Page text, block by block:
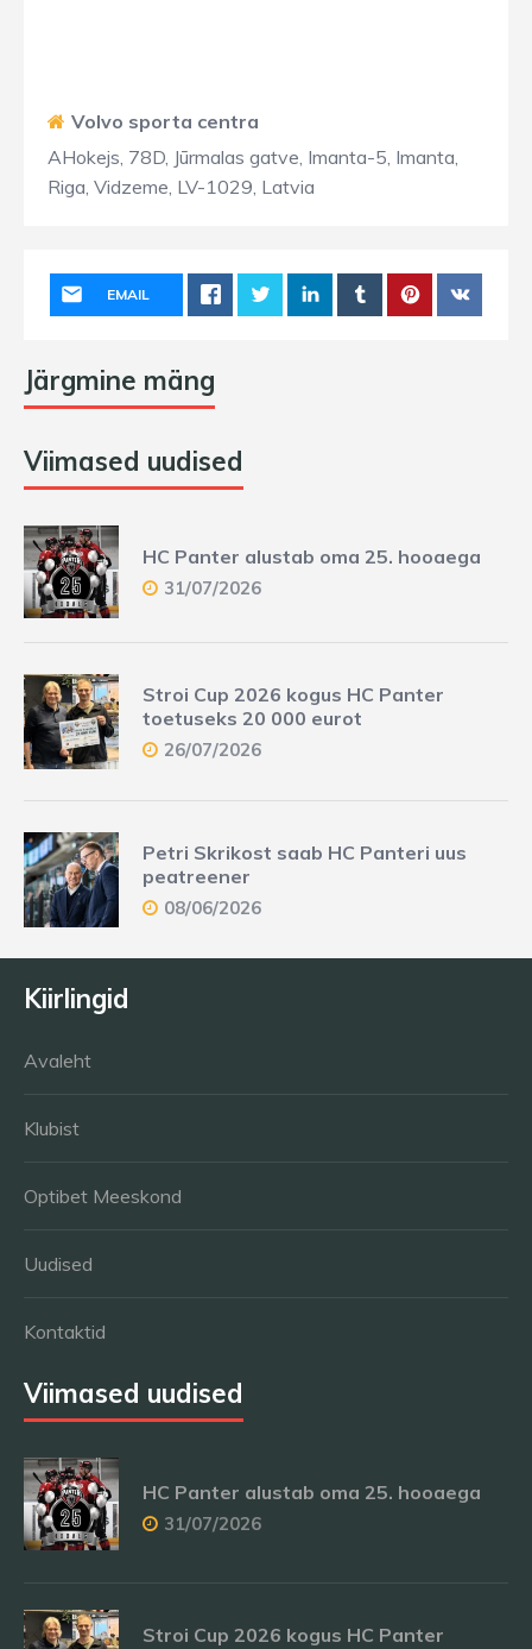
Volvo sporta centra
AHokejs, 78D, Jūrmalas gatve, Imanta-5, Imanta,
Riga, Vidzeme, LV-1029, Latvia
EMAIL
Järgmine mäng
Viimased uudised
HC Panter alustab oma 25. hooaega
31/07/2026
Stroi Cup 2026 kogus HC Panter
toetuseks 20 000 eurot
26/07/2026
Petri Skrikost saab HC Panteri uus
peatreener
08/06/2026
Kiirlingid
Avaleht
Klubist
Optibet Meeskond
Uudised
Kontaktid
Viimased uudised
HC Panter alustab oma 25. hooaega
31/07/2026
Stroi Cup 2026 kogus HC Panter